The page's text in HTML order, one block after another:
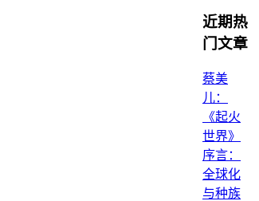
近期热
门文章
蔡美
儿：
《起火
世界》
序言：
全球化
与种族